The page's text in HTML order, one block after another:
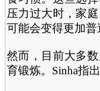
压力过大时，家
可能会变得更加
然而，目前大多
育锻炼。Sinha指